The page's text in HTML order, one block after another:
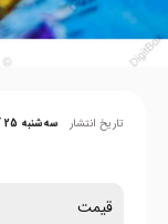
تاریخ انتشار سه‌شنبه 25 آذر 1404
قیمت